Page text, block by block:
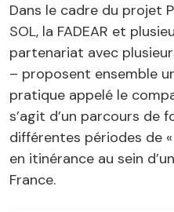
Dans le cadre du projet
SOL, la FADEAR et
partenariat avec
– proposent ensemble
pratique appelé le
s’agit d’un parcours de
différentes périodes de
en itinérance au sein
France.